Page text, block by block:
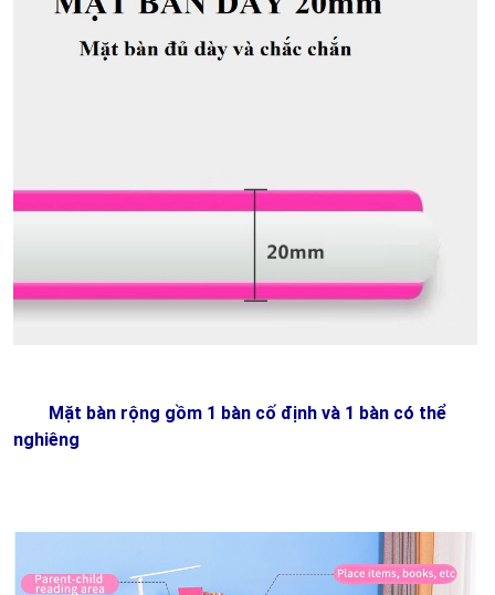
Mặt bàn rộng gồm 1 bàn cố định và 1 bàn có thể
nghiêng